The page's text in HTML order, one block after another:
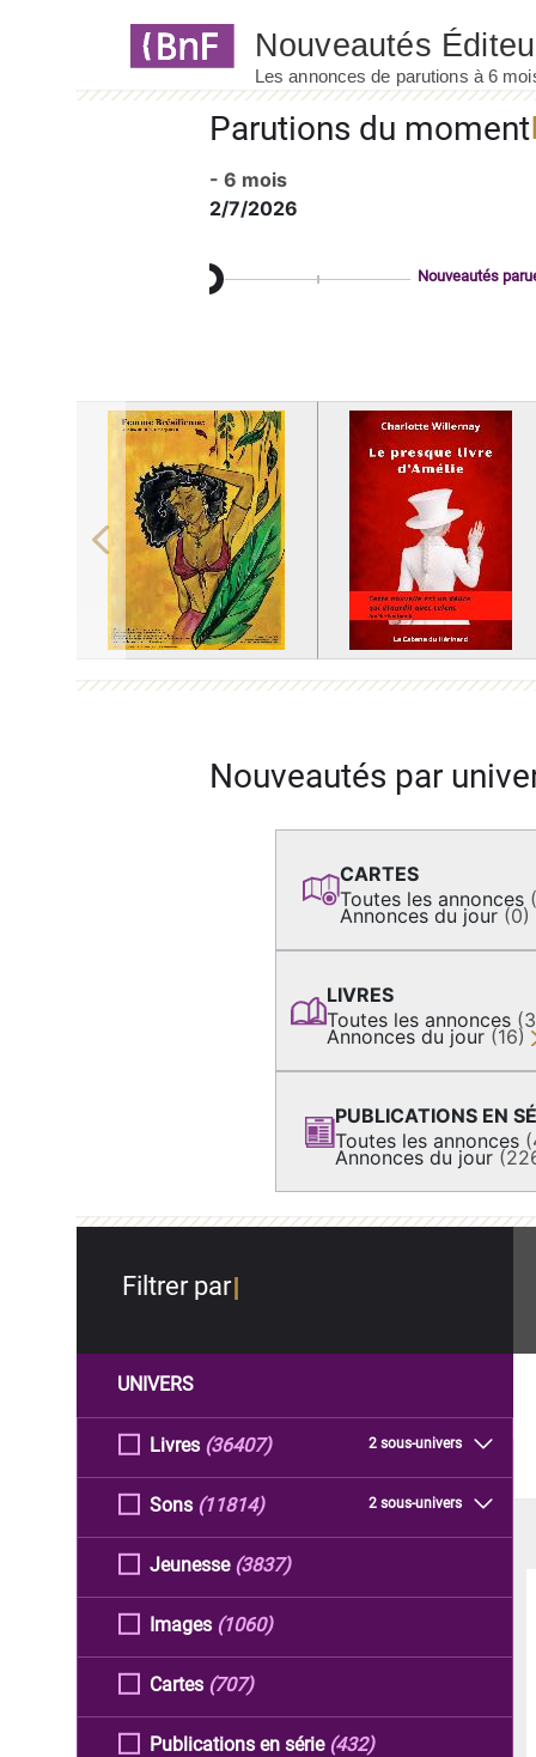
Parutions du moment
- 6 mois
2/7/2026
Nouveautés
Previous
Nouveautés par
CARTES
Toutes les annonces
Annonces du jour (0)
LIVRES
Toutes les annonces
Annonces du jour (16)
PUBLICATIONS EN
Toutes les annonces
Annonces du jour
Filtrer par
UNIVERS
Livres 2 sous-univers
(36407)
Sons 2 sous-univers
(11814)
Jeunesse (3837)
Images (1060)
Cartes (707)
Publications en série (432)